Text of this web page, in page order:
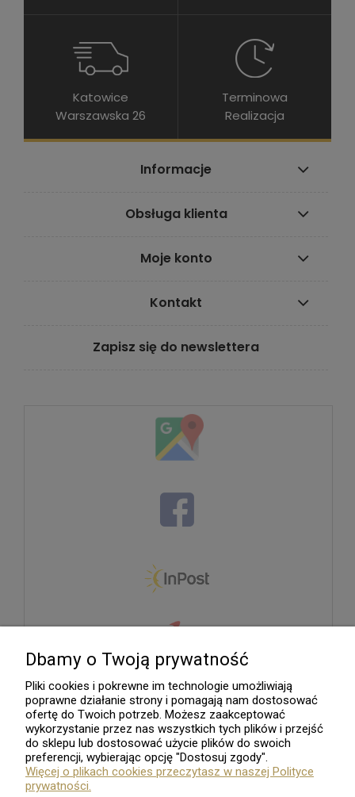
Katowice
Warszawska 26
Terminowa
Realizacja
Informacje
Obsługa klienta
Moje konto
Kontakt
Zapisz się do newslettera
Dbamy o Twoją prywatność
Pliki cookies i pokrewne im technologie umożliwiają
poprawne działanie strony i pomagają nam dostosować
ofertę do Twoich potrzeb. Możesz zaakceptować
wykorzystanie przez nas wszystkich tych plików i przejść
do sklepu lub dostosować użycie plików do swoich
preferencji, wybierając opcję "Dostosuj zgody".
Więcej o plikach cookies przeczytasz w naszej Polityce
prywatności.